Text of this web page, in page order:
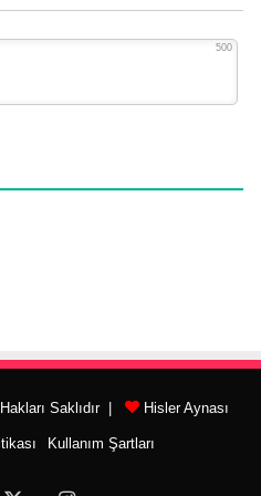
500
Saklıdır | Hisler Aynası
Kullanım Şartları